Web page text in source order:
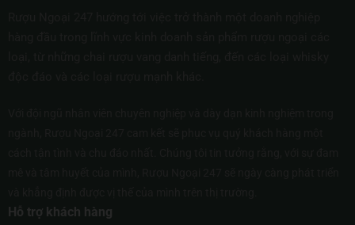
Hỗ trợ khách hàng